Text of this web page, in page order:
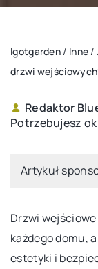
Igotgarden / Inne /
drzwi
Redaktor
Potrzebujesz
Artykuł
Drzwi
każdego domu,
estetyki i